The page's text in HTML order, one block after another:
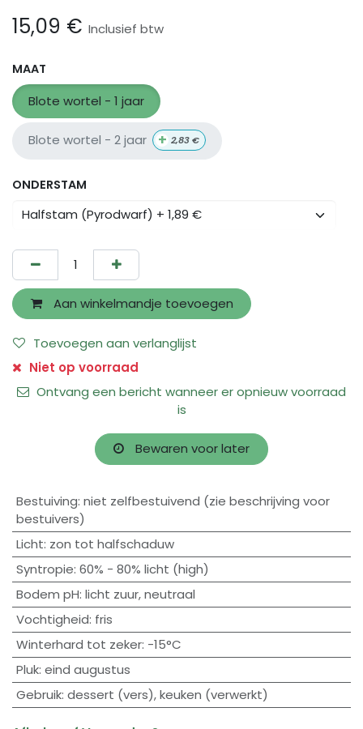
15,09 € Inclusief btw
MAAT
Blote wortel - 1 jaar
Blote wortel - 2 jaar + 2,83€
ONDERSTAM
Aan winkelmandje toevoegen
Toevoegen aan verlanglijst
Niet op voorraad
Ontvang een bericht wanneer er opnieuw voorraad
is
Bewaren voor later
Bestuiving: niet zelfbestuivend (zie beschrijving voor
bestuivers)
Licht: zon tot halfschaduw
Syntropie: 60% - 80% licht (high)
Bodem pH: licht zuur,neutraal
Vochtigheid: fris
Winterhard tot zeker: -15°C
Pluk: eind augustus
Gebruik: dessert (vers),keuken (verwerkt)